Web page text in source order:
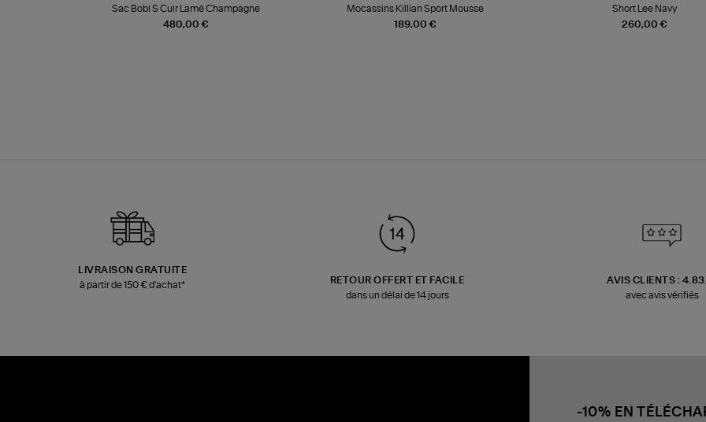
480,00 €
Sac Bobi S Cuir Lamé Champagne
189,00 €
Mocassins Killian Sport Mousse
260,00 €
Short Lee Navy
LIVRAISON GRATUITE
à partir de 150 € d'achat*
RETOUR OFFERT ET FACILE
dans un délai de 14 jours
AVIS CLIENTS :
avec avis vérifiés
-10% EN